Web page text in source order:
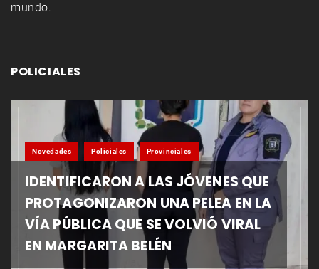
mundo.
POLICIALES
Novedades Policiales Provinciales
IDENTIFICARON A LAS JÓVENES QUE
PROTAGONIZARON UNA PELEA EN LA
VÍA PÚBLICA QUE SE VOLVIÓ VIRAL
EN MARGARITA BELÉN